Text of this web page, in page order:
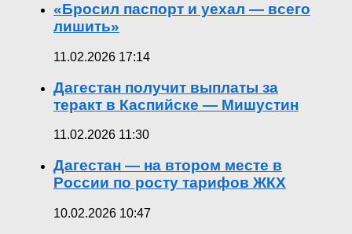
«Бросил паспорт и уехал — всего
лишить»
11.02.2026 17:14
Дагестан получит выплаты за
теракт в Каспийске — Мишустин
11.02.2026 11:30
Дагестан — на втором месте в
России по росту тарифов ЖКХ
10.02.2026 10:47